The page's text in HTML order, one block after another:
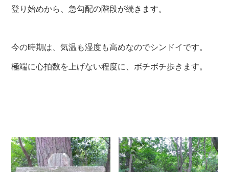
登り始めから、急勾配の階段が続きます。
今の時期は、気温も湿度も高めなのでシンドイです。
極端に心拍数を上げない程度に、ボチボチ歩きます。